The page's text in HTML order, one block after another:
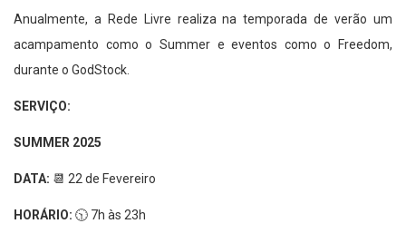
Anualmente, a Rede Livre realiza na temporada de verão um
acampamento como o Summer e eventos como o Freedom,
durante o GodStock.
SERVIÇO:
SUMMER 2025
DATA: 📆 22 de Fevereiro
HORÁRIO: 🕥 7h às 23h